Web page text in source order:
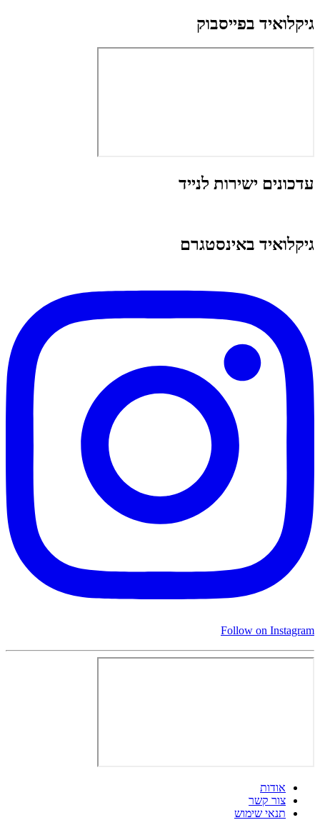
גיקלואיד בפייסבוק
עדכונים ישירות לנייד
גיקלואיד באינסטגרם
Follow on Instagram
אודות
צור קשר
תנאי שימוש